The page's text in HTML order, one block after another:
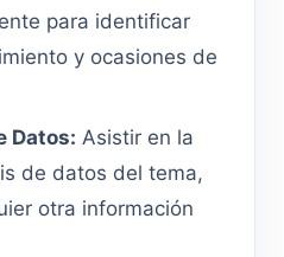
para identificar
y ocasiones de
Datos: Asistir en la
de datos del tema,
otra información